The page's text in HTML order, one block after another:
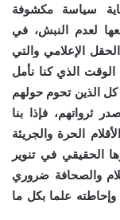
سياسة مكشوفة
لعدم النبش، في
الإعلامي والتي
الذي كنا نأمل
الذين تحوم حولهم
ثرواتهم، فإذا بنا
الحرة والجريئة
الحقيقي في تنوير
والصحافة ضروري
وإحاطته علما بكل ما